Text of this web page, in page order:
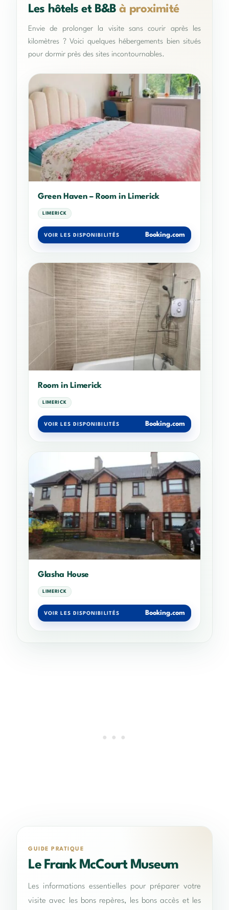
Les hôtels et B&Bà proximité
Envie de prolonger la visite sans courir après les
kilomètres ? Voici quelques hébergements bien situés
pour dormir près des sites incontournables.
Green Haven – Room in Limerick
LIMERICK
VOIR LES DISPONIBILITÉS Booking.com
Room in Limerick
LIMERICK
VOIR LES DISPONIBILITÉS Booking.com
Glasha House
LIMERICK
VOIR LES DISPONIBILITÉS Booking.com
GUIDE PRATIQUE
Le Frank McCourt Museum
Les informations essentielles pour préparer votre
visite avec les bons repères, les bons accès et les